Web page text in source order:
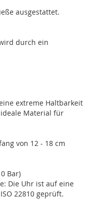
ausgestattet.
durch ein
extreme Haltbarkeit
Material für
von 12 - 18 cm
Bar)
Die Uhr ist auf eine
22810 geprüft.